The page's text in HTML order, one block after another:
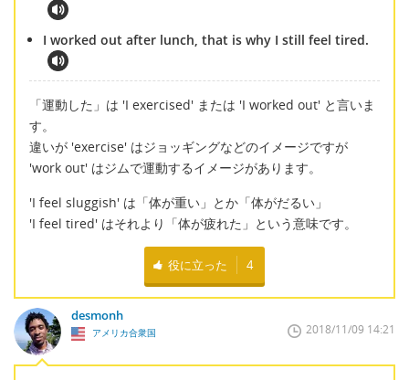
I worked out after lunch, that is why I still feel tired.
「運動した」は 'I exercised' または 'I worked out' と言いま
す。
違いが 'exercise' はジョッギングなどのイメージですが
'work out' はジムで運動するイメージがあります。
'I feel sluggish' は「体が重い」とか「体がだるい」
'I feel tired' はそれより「体が疲れた」という意味です。
役に立った 4
desmonh
アメリカ合衆国 2018/11/09 14:21